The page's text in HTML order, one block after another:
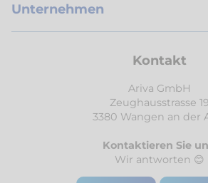
Unternehmen
Kontakt
Ariva GmbH
Zeughausstrasse 19
3380 Wangen an der
Kontaktieren Sie
Wir antworten 😊